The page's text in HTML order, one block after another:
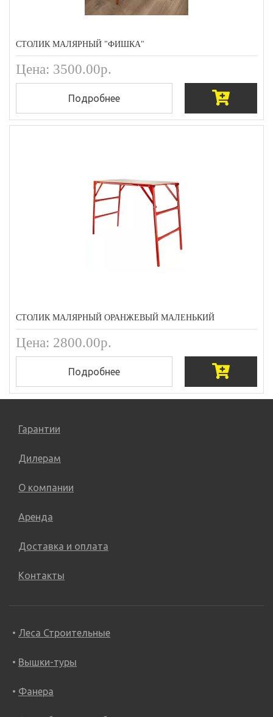
СТОЛИК МАЛЯРНЫЙ "ФИШКА"
Цена: 3500.00р.
Подробнее
СТОЛИК МАЛЯРНЫЙ ОРАНЖЕВЫЙ МАЛЕНЬКИЙ
Цена: 2800.00р.
Подробнее
Гарантии
Дилерам
О компании
Аренда
Доставка и оплата
Контакты
Леса Строительные
Вышки-туры
Фанера